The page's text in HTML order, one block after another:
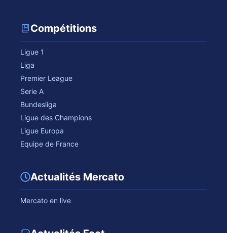
Compétitions
Ligue 1
Liga
Premier League
Serie A
Bundesliga
Ligue des Champions
Ligue Europa
Equipe de France
Actualités Mercato
Mercato en live